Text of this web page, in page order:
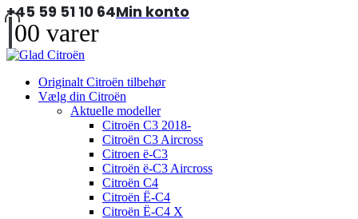
+45 59 51 10 64Min konto
00 varer
Originalt Citroën tilbehør
Vælg din Citroën
Aktuelle modeller
Citroën C3 2018-
Citroën C3 Aircross
Citroen ë-C3
Citroën ë-C3 Aircross
Citroën C4
Citroën Ë-C4
Citroën Ë-C4 X